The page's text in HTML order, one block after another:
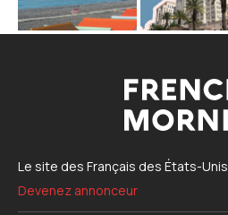
Le site des Français des États-Unis
Devenez annonceur